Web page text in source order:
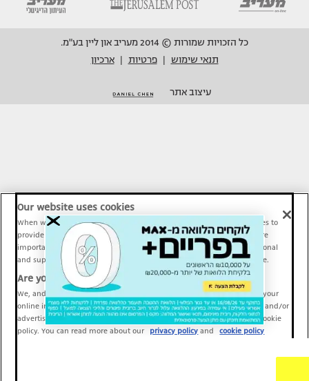
כל הזכויות שמורות © 2014 מעריב און ליין בע"מ.
תנאי שימוש
פרטיות ארכיון
עיצוב אתר
Our website uses cookies
When we provide Maariv, TMI and Sport1 content online, we use cookies to
provide social media features and to analyze our traffic. These tools are
important and necessary for our website functionality. Others are optional
and support Maariv, TMI and Sport1 activity and your online experience.
Are you happy to accept cookies?
We, and our partners, use information about your use of our site and your
online interactions to improve our services and to personalize content and/or
advertising for you. You can read more about our privacy policy and cookie
policy. You can read more about our
privacy policy and cookie policy